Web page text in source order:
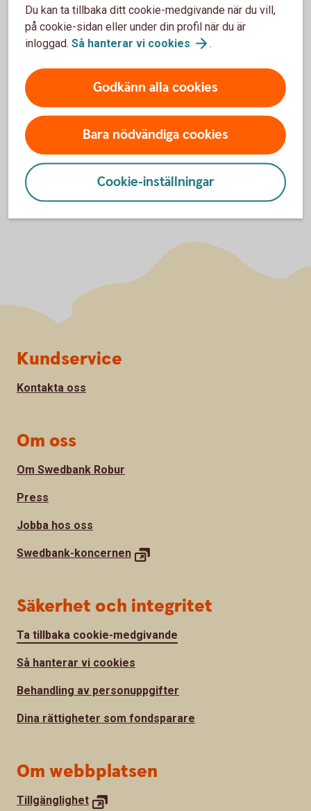
I fondernas avkastning har ingen hänsyn till inflation tagits.
Värdet på fonder kan minska och öka och det är inte säkert
att du får tillbaka alla pengar du satt in. Fonder med
informationsbroschyr och information om dina rättigheter
finns på www.swedbankrobur.se
Kopiera länk
Du kan ta tillbaka ditt cookie-medgivande när du vill,
på cookie-sidan eller under din profil när du är
inloggad. Så hanterar vi cookies .
Godkänn alla cookies
Bara nödvändiga cookies
Cookie-inställningar
Sidfot
Kundservice
Kontakta oss
Om oss
Om Swedbank Robur
Press
Jobba hos oss
Swedbank-koncernen
Säkerhet och integritet
Ta tillbaka cookie-medgivande
Så hanterar vi cookies
Behandling av personuppgifter
Dina rättigheter som fondsparare
Om webbplatsen
Tillgänglighet